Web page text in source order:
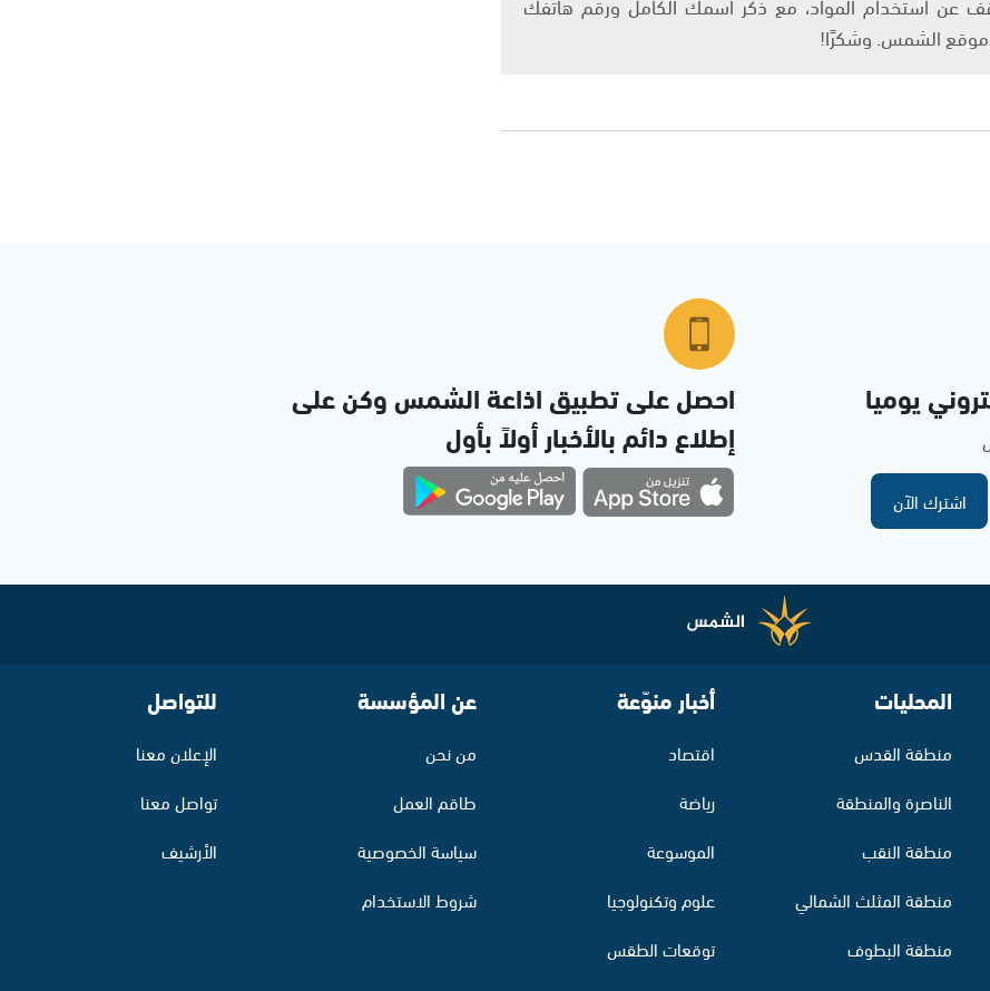
موقع الشمس. وشكرًا!
يوميا
اشترك الآن
احصل على تطبيق اذاعة الشمس وكن على
إطلاع دائم بالأخبار أولاً بأول
المحليات
منطقة القدس
الناصرة والمنطقة
منطقة النقب
منطقة المثلث الشمالي
منطقة البطوف
أخبار منوّعة
اقتصاد
رياضة
الموسوعة
علوم وتكنولوجيا
توقعات الطقس
عن المؤسسة
من نحن
طاقم العمل
سياسة الخصوصية
شروط الاستخدام
للتواصل
الإعلان معنا
تواصل معنا
الأرشيف